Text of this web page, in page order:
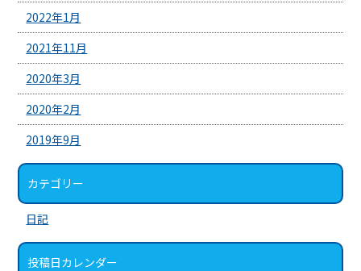
2022年1月
2021年11月
2020年3月
2020年2月
2019年9月
カテゴリー
日記
投稿日カレンダー